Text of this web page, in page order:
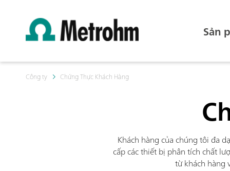
Sản
Công ty Chứng Thực Khách Hàng
Khách hàng của chúng tôi đa
cấp các thiết bị phân tích chất
từ khách hàng